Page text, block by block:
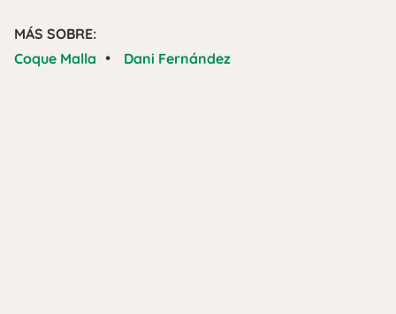
MÁS SOBRE:
Coque Malla • Dani Fernández